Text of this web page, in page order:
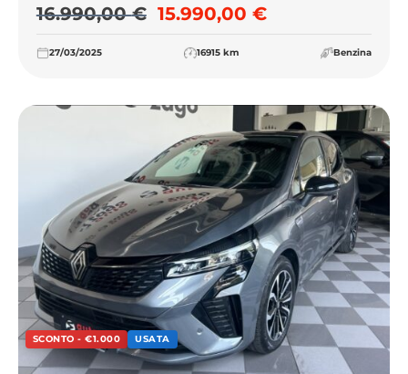
16.990,00€ Il prezzo originale era:
15.990,00 €Il prezzo
27/03/2025 16915 km Benzina
SCONTO - €1.000 USATA